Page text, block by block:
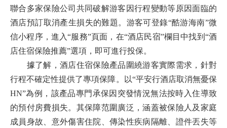
聯合多家保險公司共同破解游客因行程變動等原因面臨的
酒店預訂取消產生損失的難題。游客可登錄“酷游海南”微
信小程序，進入“服務”頁面，在“酒店民宿”欄目中找到“酒
店住宿保險推薦”選項，即可進行投保。
據了解，酒店住宿保險產品圍繞游客實際需求，針對
行程不確定性提供了專項保障。以“平安行酒店取消無憂保
HN”為例，該產品專門承保因突發情況無法按時入住導致
的預付房費損失。其保障范圍廣泛，涵蓋被保險人及家庭
成員身故、意外傷害住院、傳染性疾病隔離、證件丟失等